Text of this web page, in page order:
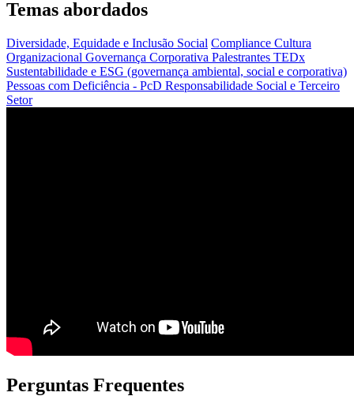
Temas abordados
Diversidade, Equidade e Inclusão Social Compliance Cultura
Organizacional Governança Corporativa Palestrantes TEDx
Sustentabilidade e ESG (governança ambiental, social e corporativa)
Pessoas com Deficiência - PcD Responsabilidade Social e Terceiro
Setor
Perguntas Frequentes